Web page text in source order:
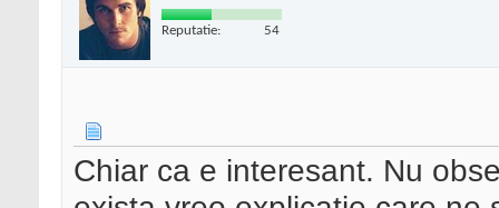
Reputatie: 54
Chiar ca e interesant. Nu